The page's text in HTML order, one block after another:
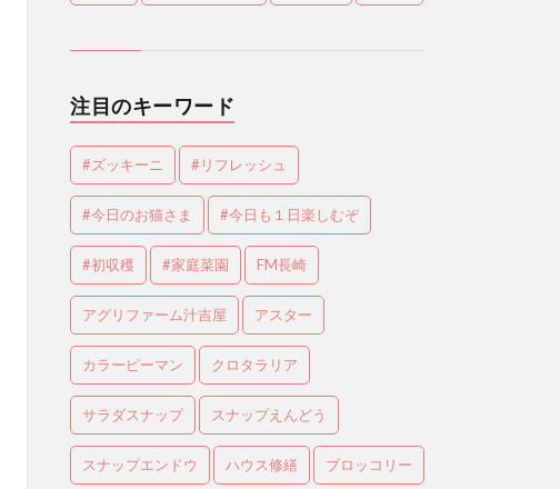
注目のキーワード
#ズッキーニ #リフレッシュ
#今日のお猫さま #今日も１日楽しむぞ
#初収穫 #家庭菜園 FM長崎
アグリファーム汁吉屋 アスター
カラーピーマン クロタラリア
サラダスナップ スナップえんどう
スナップエンドウ ハウス修繕 ブロッコリー